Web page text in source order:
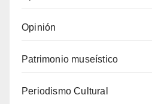
Opinión
Patrimonio museístico
Periodismo Cultural